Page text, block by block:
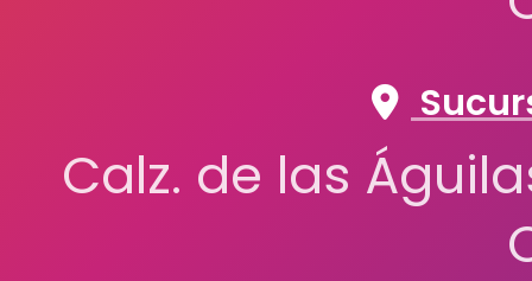
Calz. de las